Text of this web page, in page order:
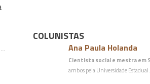
COLUNISTAS
Ana Paula Holanda
Cientista social e mestra em
ambos pela Universidade